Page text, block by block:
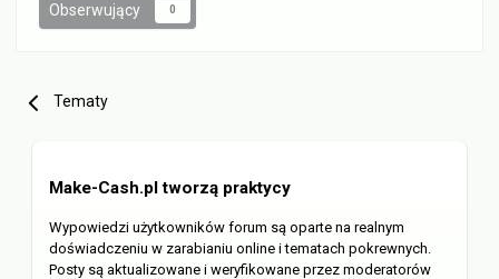
Obserwujący 0
Tematy
Make-Cash.pl tworzą praktycy
Wypowiedzi użytkowników forum są oparte na realnym
doświadczeniu w zarabianiu online i tematach pokrewnych.
Posty są aktualizowane i weryfikowane przez moderatorów